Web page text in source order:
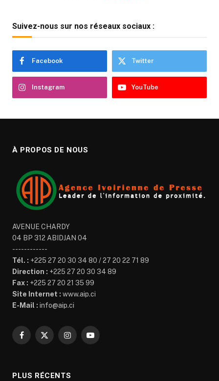
Suivez-nous sur nos réseaux sociaux :
Facebook Twitter
Instagram YouTube
À PROPOS DE NOUS
AVENUE CHARDY
04 BP 312 ABIDJAN 04
------------
Tél. : +225 27 20 30 34 80 / 27 20 22 71 89
Direction : +225 27 20 30 34 89
Fax : +225 27 20 21 35 99
Site Internet : www.aip.ci
E-Mail : info@aip.ci
Facebook
X
InstagramYouTube
PLUS RÉCENTS